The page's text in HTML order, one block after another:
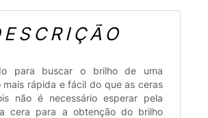
para buscar o brilho de uma
mais rápida e fácil do que as ceras
não é necessário esperar pela
cera para a obtenção do brilho